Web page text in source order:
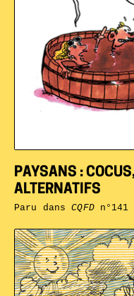
PAYSANS :
ALTERNATIFS
Paru dansCQFDn°141